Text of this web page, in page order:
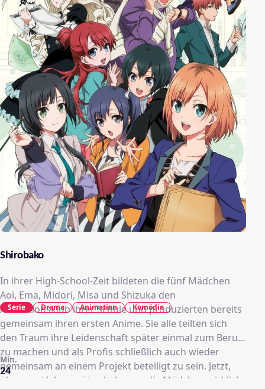
Shirobako
In ihrer High-School-Zeit bildeten die fünf Mädchen
Aoi, Ema, Midori, Misa und Shizuka den
Animationsklub ihrer Schule und produzierten bereits
gemeinsam ihren ersten Anime. Sie alle teilten sich
den Traum ihre Leidenschaft später einmal zum Beruf
zu machen und als Profis schließlich auch wieder
gemeinsam an einem Projekt beteiligt zu sein. Jetzt,
über zwei Jahre später, haben es die Mädchen wirklich
24
Min.
Serie Drama Animation Komödie